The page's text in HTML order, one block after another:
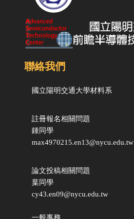
聯絡我們
國立陽明交通大學材料系
註冊報名相關問題
鍾同學
max4970215.en13@nycu.edu.tw
論文投稿相關問題
葉同學
cy43.en09@nycu.edu.tw